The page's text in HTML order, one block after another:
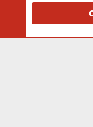
Community platform
and add-ons by